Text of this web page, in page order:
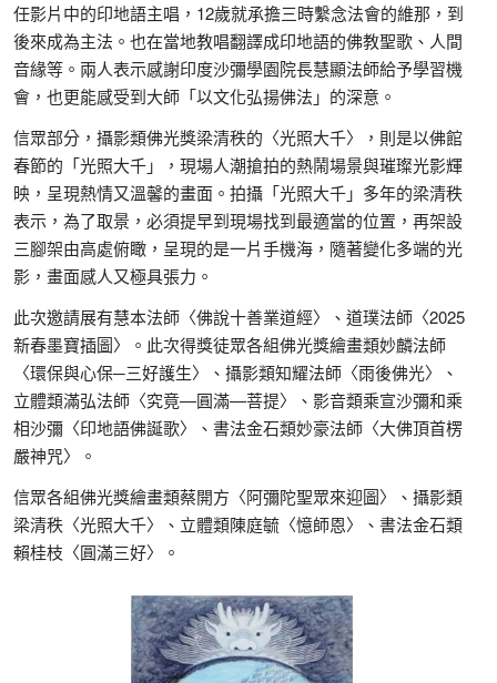
任影片中的印地語主唱，12歲就承擔三時繫念法會的維那，到
後來成為主法。也在當地教唱翻譯成印地語的佛教聖歌、人間
音緣等。兩人表示感謝印度沙彌學園院長慧顯法師給予學習機
會，也更能感受到大師「以文化弘揚佛法」的深意。
信眾部分，攝影類佛光獎梁清秩的〈光照大千〉，則是以佛館
春節的「光照大千」，現場人潮搶拍的熱鬧場景與璀璨光影輝
映，呈現熱情又溫馨的畫面。拍攝「光照大千」多年的梁清秩
表示，為了取景，必須提早到現場找到最適當的位置，再架設
三腳架由高處俯瞰，呈現的是一片手機海，隨著變化多端的光
影，畫面感人又極具張力。
此次邀請展有慧本法師〈佛說十善業道經〉、道璞法師〈2025
新春墨寶插圖〉。此次得獎徒眾各組佛光獎繪畫類妙麟法師
〈環保與心保─三好護生〉、攝影類知耀法師〈雨後佛光〉、
立體類滿弘法師〈究竟—圓滿—菩提〉、影音類乘宣沙彌和乘
相沙彌〈印地語佛誕歌〉、書法金石類妙豪法師〈大佛頂首楞
嚴神咒〉。
信眾各組佛光獎繪畫類蔡開方〈阿彌陀聖眾來迎圖〉、攝影類
梁清秩〈光照大千〉、立體類陳庭毓〈憶師恩〉、書法金石類
賴桂枝〈圓滿三好〉。